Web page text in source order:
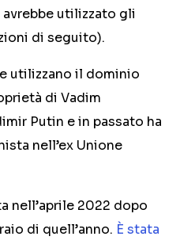
utilizzato gli
di seguito).
utilizzano il dominio
di Vadim
Putin e in passato ha
nell’ex Unione
nell’aprile 2022 dopo
di quell’anno. È stata